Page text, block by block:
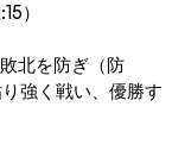
）
北を防ぎ（防
強く戦い、優勝す